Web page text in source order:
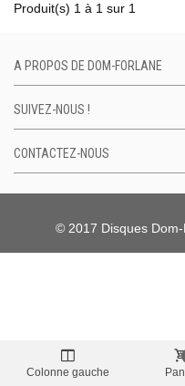
Produit(s) 1 à 1 sur 1
A PROPOS DE DOM-FORLANE
SUIVEZ-NOUS !
CONTACTEZ-NOUS
© 2017 Disques
Colonne gauche